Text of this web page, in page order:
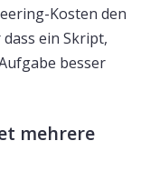
Kosten den
ein Skript,
besser
mehrere